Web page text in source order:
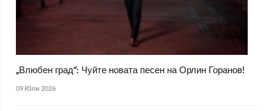
„Влюбен град“: Чуйте новата песен на Орлин Горанов!
09 Юли 2026